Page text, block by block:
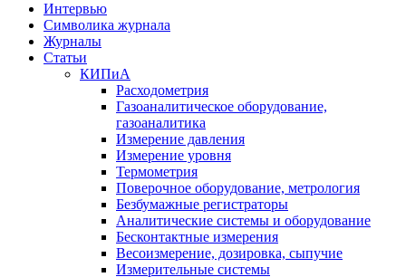
Интервью
Символика журнала
Журналы
Статьи
КИПиА
Расходометрия
Газоаналитическое оборудование,
газоаналитика
Измерение давления
Измерение уровня
Термометрия
Поверочное оборудование, метрология
Безбумажные регистраторы
Аналитические системы и оборудование
Бесконтактные измерения
Весоизмерение, дозировка, сыпучие
Измерительные системы